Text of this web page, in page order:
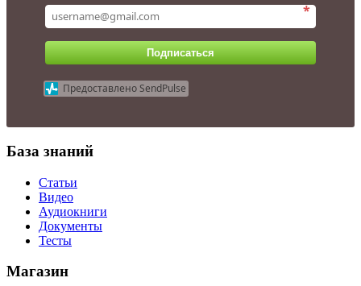
*
Подписаться
Предоставлено SendPulse
База знаний
Статьи
Видео
Аудиокниги
Документы
Тесты
Магазин